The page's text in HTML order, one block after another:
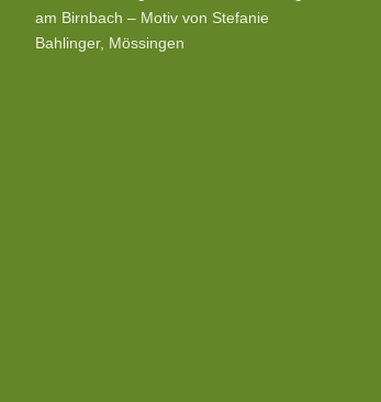
am Birnbach – Motiv von Stefanie
Bahlinger, Mössingen